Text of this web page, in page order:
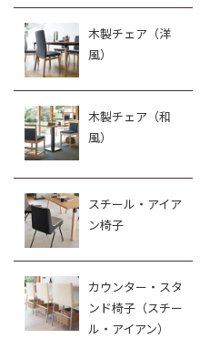
木製チェア（洋
風）
木製チェア（和
風）
スチール・アイア
ン椅子
カウンター・スタ
ンド椅子（スチー
ル・アイアン）